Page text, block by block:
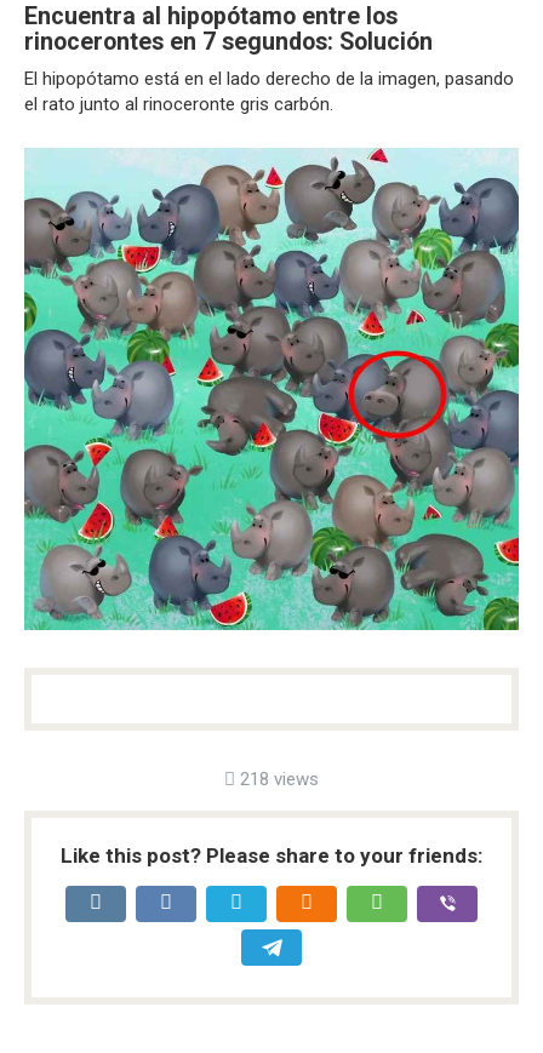
Encuentra al hipopótamo entre los
rinocerontes en 7 segundos: Solución
El hipopótamo está en el lado derecho de la imagen, pasando
el rato junto al rinoceronte gris carbón.
218 views
Like this post? Please share to your friends: